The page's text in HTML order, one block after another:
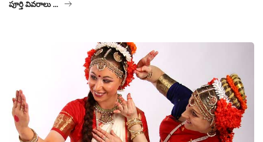
పూర్తి వివరాలు ...